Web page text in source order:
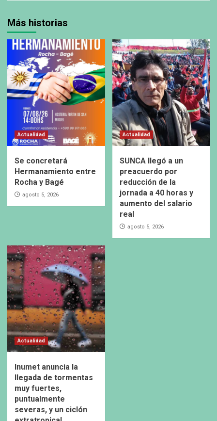
Más historias
Actualidad
Se concretará
Hermanamiento entre
Rocha y Bagé
agosto 5, 2026
Actualidad
SUNCA llegó a un
preacuerdo por
reducción de la
jornada a 40 horas y
aumento del salario
real
agosto 5, 2026
Actualidad
Inumet anuncia la
llegada de tormentas
muy fuertes,
puntualmente
severas, y un ciclón